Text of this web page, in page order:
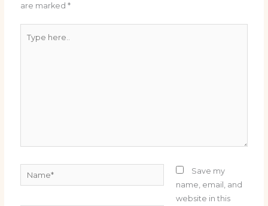
are marked*
here..
Name*
Save my
name, email, and
website in this